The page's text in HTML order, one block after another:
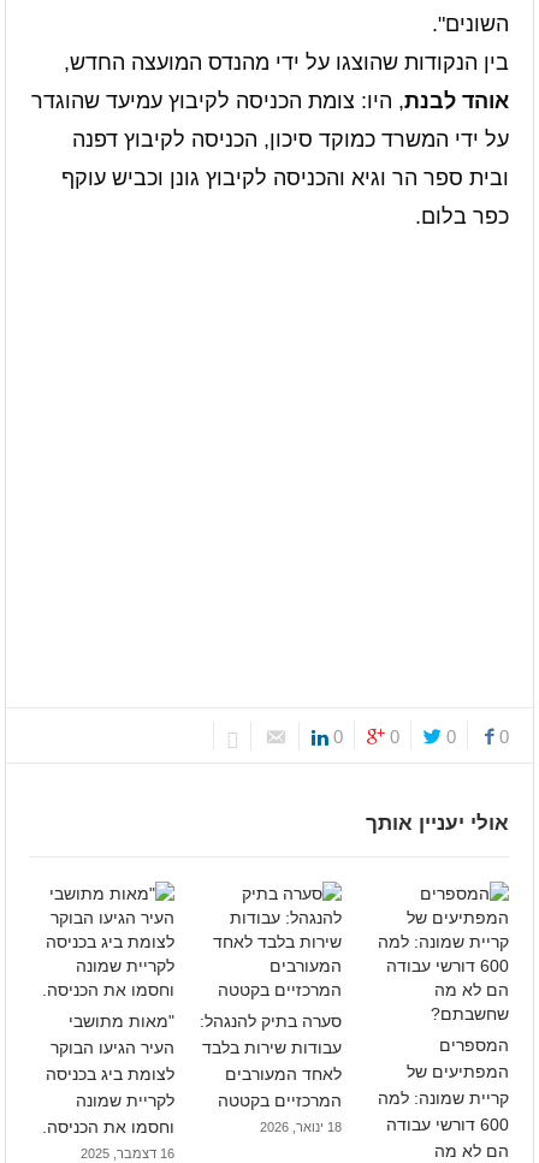
השונים".
בין הנקודות שהוצגו על ידי מהנדס המועצה החדש,
אוהד לבנת, היו: צומת הכניסה לקיבוץ עמיעד שהוגדר
על ידי המשרד כמוקד סיכון, הכניסה לקיבוץ דפנה
ובית ספר הר וגיא והכניסה לקיבוץ גונן וכביש עוקף
כפר בלום.
0
0
0
0
אולי יעניין אותך
המספרים
המפתיעים של
קריית שמונה: למה
600 דורשי עבודה
הם לא מה
סערה בתיק להנגהל:
עבודות שירות בלבד
לאחד המעורבים
המרכזיים בקטטה
18 ינואר, 2026
"מאות מתושבי
העיר הגיעו הבוקר
לצומת ביג בכניסה
לקריית שמונה
וחסמו את הכניסה.
16 דצמבר, 2025